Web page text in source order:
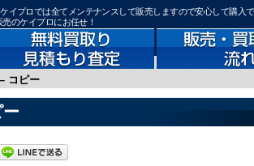
イプロでは全てメンテナンスして販売しますので安心して購入
のケイプロにお任せ！
コピー